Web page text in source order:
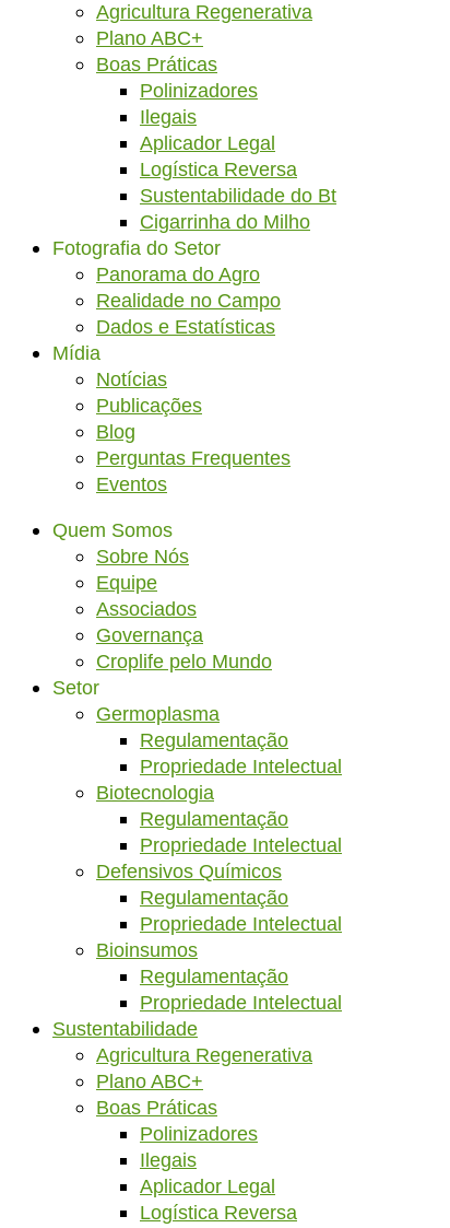
Agricultura Regenerativa
Plano ABC+
Boas Práticas
Polinizadores
Ilegais
Aplicador Legal
Logística Reversa
Sustentabilidade do Bt
Cigarrinha do Milho
Fotografia do Setor
Panorama do Agro
Realidade no Campo
Dados e Estatísticas
Mídia
Notícias
Publicações
Blog
Perguntas Frequentes
Eventos
Quem Somos
Sobre Nós
Equipe
Associados
Governança
Croplife pelo Mundo
Setor
Germoplasma
Regulamentação
Propriedade Intelectual
Biotecnologia
Regulamentação
Propriedade Intelectual
Defensivos Químicos
Regulamentação
Propriedade Intelectual
Bioinsumos
Regulamentação
Propriedade Intelectual
Sustentabilidade
Agricultura Regenerativa
Plano ABC+
Boas Práticas
Polinizadores
Ilegais
Aplicador Legal
Logística Reversa